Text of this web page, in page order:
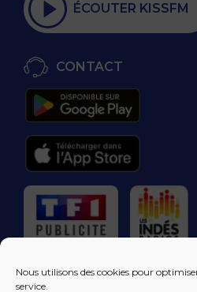
Nous utilisons des cookies pour
service.
ÉCOUTER KISSFM
CONTACT
RÉGIE PUBLICITAIRE